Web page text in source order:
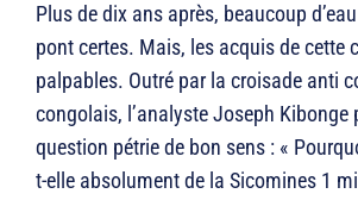
Plus de dix ans après, beaucoup
pont certes. Mais, les acquis de cette
palpables. Outré par la croisade anti
congolais, l’analyste Joseph Kibonge
question pétrie de bon sens : «
t-elle absolument de la Sicomines 1